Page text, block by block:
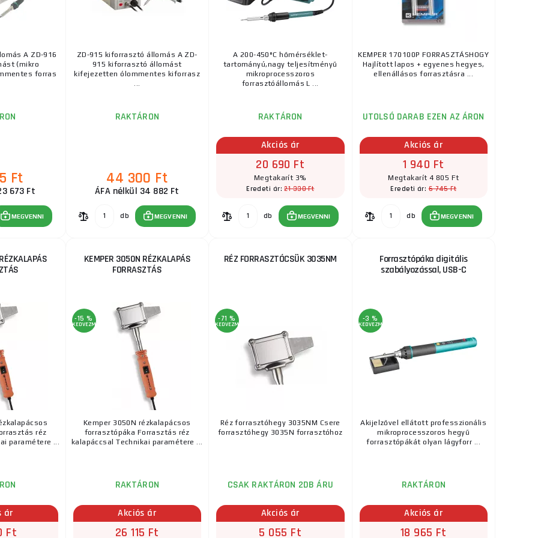
Műszaki paraméterek: Töltő kimeneti paramétere: DC 5V Névleges
teljesítmény: 8W Üzemi hőmérséklet: kb. 480°C Bemelegedés ...
13 700 Ft
ks MEGVENNI
A ZD-916
(mikro
forras
Ft
673 Ft
MEGVENNI
ZD-915 kiforrasztó állomás A ZD-
915 kiforrasztó állomást
kifejezetten ólommentes kiforrasz
...
RAKTÁRON
44 300 Ft
ÁFA nélkül 34 882 Ft
db MEGVENNI
A 200-450°C hőmérséklet-
tartományú,nagy teljesítményű
mikroprocesszoros
forrasztóállomás L ...
RAKTÁRON
Akciós ár
20 690 Ft
Megtakarít 3%
Eredeti ár:21 330 Ft
db MEGVENNI
KEMPER 170100P FORRASZTÁSHOGY
Hajlított lapos + egyenes hegyes,
ellenállásos forrasztásra ...
UTOLSÓ DARAB EZEN AZ ÁRON
Akciós ár
1 940 Ft
Megtakarít 4 805 Ft
Eredeti ár:6 745 Ft
db MEGVENNI
réz
paramétere ...
ár
Ft
KEMPER 3050N RÉZKALAPÁS
FORRASZTÁS
-15 %
KEDVEZMÉNY
Kemper 3050N rézkalapácsos
forrasztópáka Forrasztás réz
kalapáccsal Technikai paramétere ...
RAKTÁRON
Akciós ár
26 115 Ft
RÉZ FORRASZTÓCSÜK 3035NM
-71 %
KEDVEZMÉNY
Réz forrasztóhegy 3035NM Csere
forrasztóhegy 3035N forrasztóhoz
CSAK RAKTÁRON 2DB ÁRU
Akciós ár
5 055 Ft
Forrasztópáka digitális
szabályozással, USB-C
-3 %
KEDVEZMÉNY
Akijelzővel ellátott professzionális
mikroprocesszoros hegyű
forrasztópákát olyan lágyforr ...
RAKTÁRON
Akciós ár
18 965 Ft